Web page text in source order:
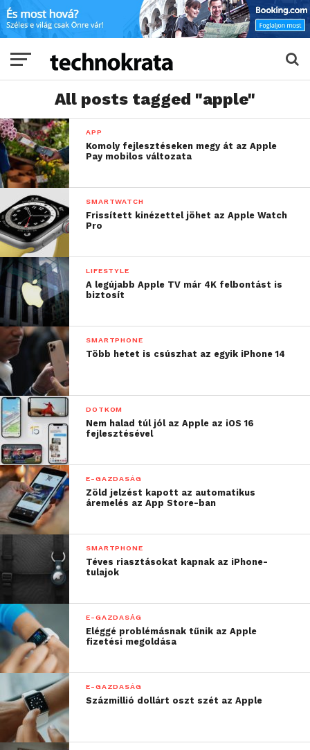
All posts tagged "apple"
APP
Komoly fejlesztéseken megy át az Apple
Pay mobilos változata
SMARTWATCH
Frissített kinézettel jöhet az Apple Watch
Pro
LIFESTYLE
A legújabb Apple TV már 4K felbontást is
biztosít
SMARTPHONE
Több hetet is csúszhat az egyik iPhone 14
DOTKOM
Nem halad túl jól az Apple az iOS 16
fejlesztésével
E-GAZDASÁG
Zöld jelzést kapott az automatikus
áremelés az App Store-ban
SMARTPHONE
Téves riasztásokat kapnak az iPhone-
tulajok
E-GAZDASÁG
Eléggé problémásnak tűnik az Apple
fizetési megoldása
E-GAZDASÁG
Százmillió dollárt oszt szét az Apple